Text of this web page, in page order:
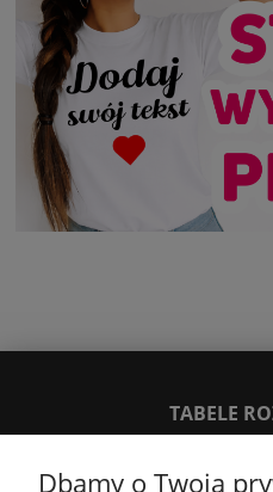
TABELE
SPOSOBY PŁATNOŚCI
Dbamy o Twoją